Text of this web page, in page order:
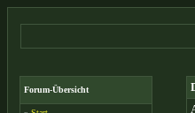
Forum-Übersicht